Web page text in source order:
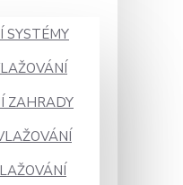
SYSTÉMY
ZAHRADY